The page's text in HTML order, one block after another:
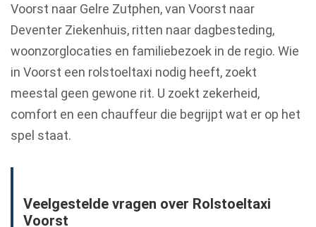
Voorst naar Gelre Zutphen, van Voorst naar
Deventer Ziekenhuis, ritten naar dagbesteding,
woonzorglocaties en familiebezoek in de regio. Wie
in Voorst een rolstoeltaxi nodig heeft, zoekt
meestal geen gewone rit. U zoekt zekerheid,
comfort en een chauffeur die begrijpt wat er op het
spel staat.
Veelgestelde vragen over Rolstoeltaxi
Voorst